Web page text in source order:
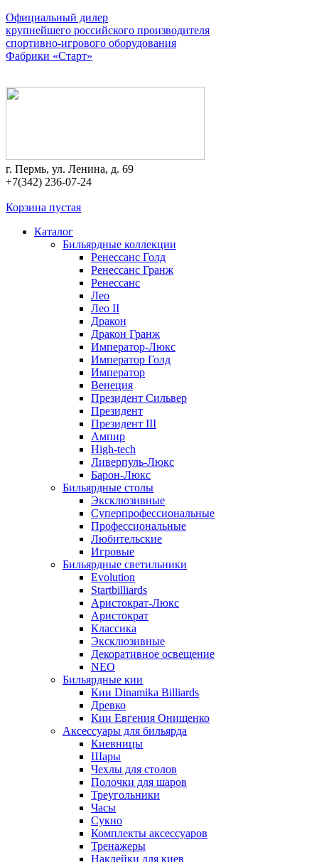
Официальный дилер
крупнейшего российского производителя
спортивно-игрового оборудования
Фабрики «Старт»
г. Пермь, ул. Ленина, д. 69
+7(342) 236-07-24
Корзина пустая
Каталог
Бильярдные коллекции
Ренессанс Голд
Ренессанс Гранж
Ренессанс
Лео
Лео II
Дракон
Дракон Гранж
Император-Люкс
Император Голд
Император
Венеция
Президент Сильвер
Президент
Президент III
Ампир
High-tech
Ливерпуль-Люкс
Барон-Люкс
Бильярдные столы
Эксклюзивные
Суперпрофессиональные
Профессиональные
Любительские
Игровые
Бильярдные светильники
Evolution
Startbilliards
Аристократ-Люкс
Аристократ
Классика
Эксклюзивные
Декоративное освещение
NEO
Бильярдные кии
Кии Dinamika Billiards
Древко
Кии Евгения Онищенко
Аксессуары для бильярда
Киевницы
Шары
Чехлы для столов
Полочки для шаров
Треугольники
Часы
Сукно
Комплекты аксессуаров
Тренажеры
Наклейки для киев